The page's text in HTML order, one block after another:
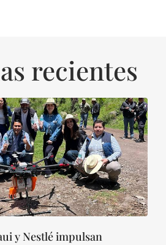
recientes
y Nestlé impulsan